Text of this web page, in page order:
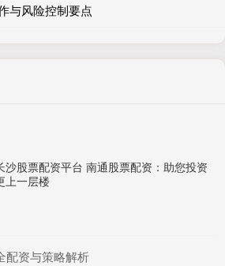
与风险控制要点
沙股票配资平台 南通股票配资：助您投资
上一层楼
配资与策略解析